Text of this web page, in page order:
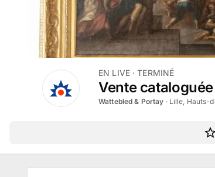
EN LIVE· TERMINÉ
Vente
Wattebled & Portay · Lille, Hauts-